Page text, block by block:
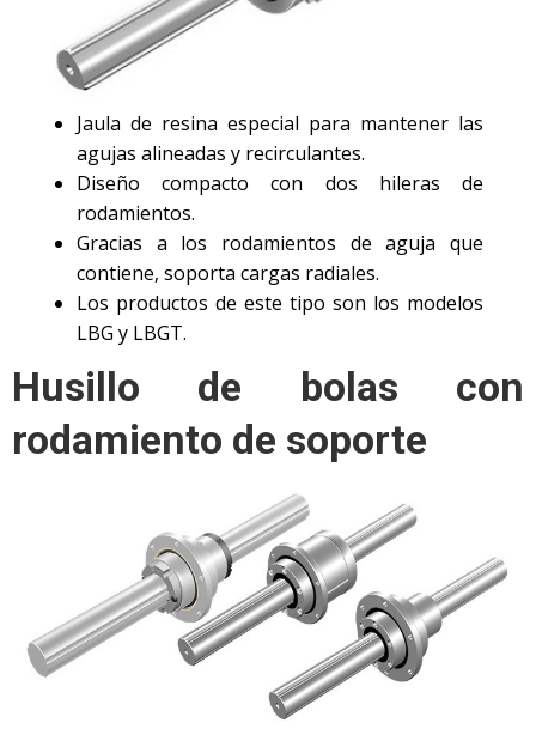
Jaula de resina especial para mantener las
agujas alineadas y recirculantes.
Diseño compacto con dos hileras de
rodamientos.
Gracias a los rodamientos de aguja que
contiene, soporta cargas radiales.
Los productos de este tipo son los modelos
LBG y LBGT.
Husillo de bolas con
rodamiento de soporte